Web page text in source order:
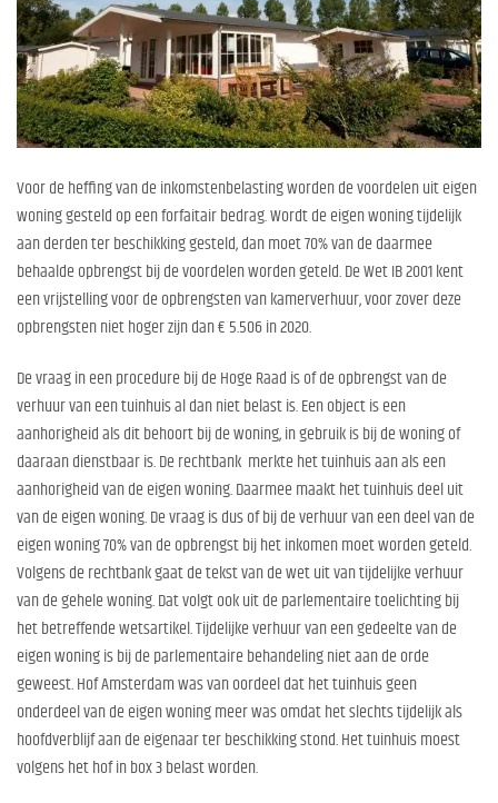
Voor de heffing van de inkomstenbelasting worden de voordelen uit eigen
woning gesteld op een forfaitair bedrag. Wordt de eigen woning tijdelijk
aan derden ter beschikking gesteld, dan moet 70% van de daarmee
behaalde opbrengst bij de voordelen worden geteld. De Wet IB 2001 kent
een vrijstelling voor de opbrengsten van kamerverhuur, voor zover deze
opbrengsten niet hoger zijn dan € 5.506 in 2020.
De vraag in een procedure bij de Hoge Raad is of de opbrengst van de
verhuur van een tuinhuis al dan niet belast is. Een object is een
aanhorigheid als dit behoort bij de woning, in gebruik is bij de woning of
daaraan dienstbaar is. De rechtbank merkte het tuinhuis aan als een
aanhorigheid van de eigen woning. Daarmee maakt het tuinhuis deel uit
van de eigen woning. De vraag is dus of bij de verhuur van een deel van de
eigen woning 70% van de opbrengst bij het inkomen moet worden geteld.
Volgens de rechtbank gaat de tekst van de wet uit van tijdelijke verhuur
van de gehele woning. Dat volgt ook uit de parlementaire toelichting bij
het betreffende wetsartikel. Tijdelijke verhuur van een gedeelte van de
eigen woning is bij de parlementaire behandeling niet aan de orde
geweest. Hof Amsterdam was van oordeel dat het tuinhuis geen
onderdeel van de eigen woning meer was omdat het slechts tijdelijk als
hoofdverblijf aan de eigenaar ter beschikking stond. Het tuinhuis moest
volgens het hof in box 3 belast worden.